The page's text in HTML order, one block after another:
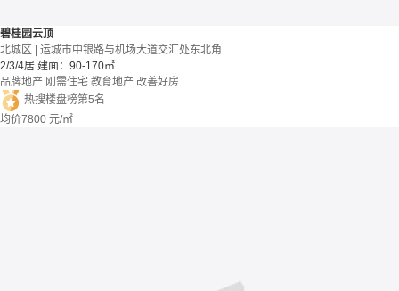
碧桂园云顶
北城区 | 运城市中银路与机场大道交汇处东北角
2/3/4居 建面：90-170㎡
品牌地产 刚需住宅 教育地产 改善好房
热搜楼盘榜第5名
均价7800 元/㎡